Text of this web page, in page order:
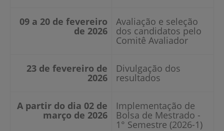
09 a 20 de fevereiro
de 2026
Avaliação e seleção
dos candidatos pelo
Comitê Avaliador
23 de fevereiro de
2026
Divulgação dos
resultados
A partir do dia 02 de
março de 2026
Implementação de
Bolsa de Mestrado -
1° Semestre (2026-1)